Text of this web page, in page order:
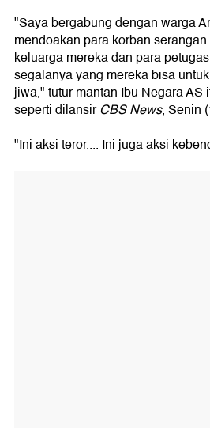
"Saya bergabung dengan warga
mendoakan para korban
keluarga mereka dan para
segalanya yang mereka bisa
jiwa," tutur mantan Ibu Negara AS
seperti dilansirCBS News, Senin
"Ini aksi teror.... Ini juga aksi